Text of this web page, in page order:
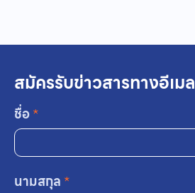
สมัครรับข่าวสารทางอีเมล
ชื่อ*
นามสกุล *